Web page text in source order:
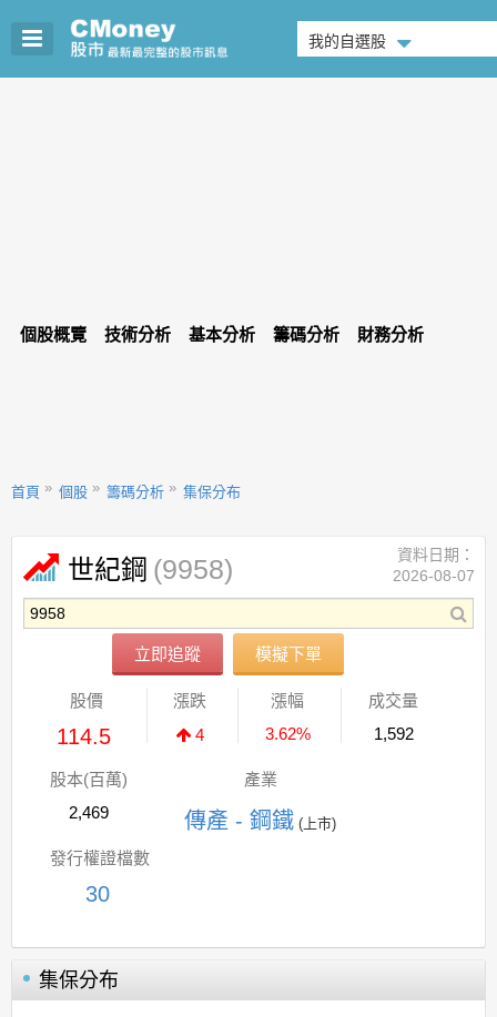
我的自選股
個股概覽 技術分析 基本分析 籌碼分析 財務分析
首頁 個股 籌碼分析 集保分布
世紀鋼 (9958)
立即追蹤 模擬下單
資料日期：
2026-08-07
股價
114.5
漲跌
4
漲幅
3.62%
成交量
1,592
股本(百萬)
2,469
產業
傳產 - 鋼鐵 (上市)
發行權證檔數
30
集保分布